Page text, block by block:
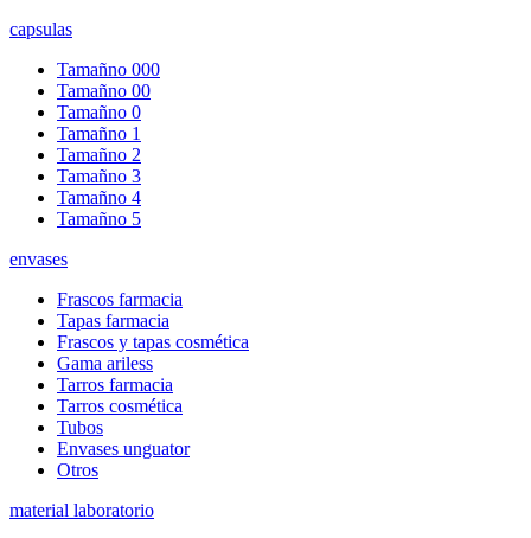
capsulas
Tamañno 000
Tamañno 00
Tamañno 0
Tamañno 1
Tamañno 2
Tamañno 3
Tamañno 4
Tamañno 5
envases
Frascos farmacia
Tapas farmacia
Frascos y tapas cosmética
Gama ariless
Tarros farmacia
Tarros cosmética
Tubos
Envases unguator
Otros
material laboratorio